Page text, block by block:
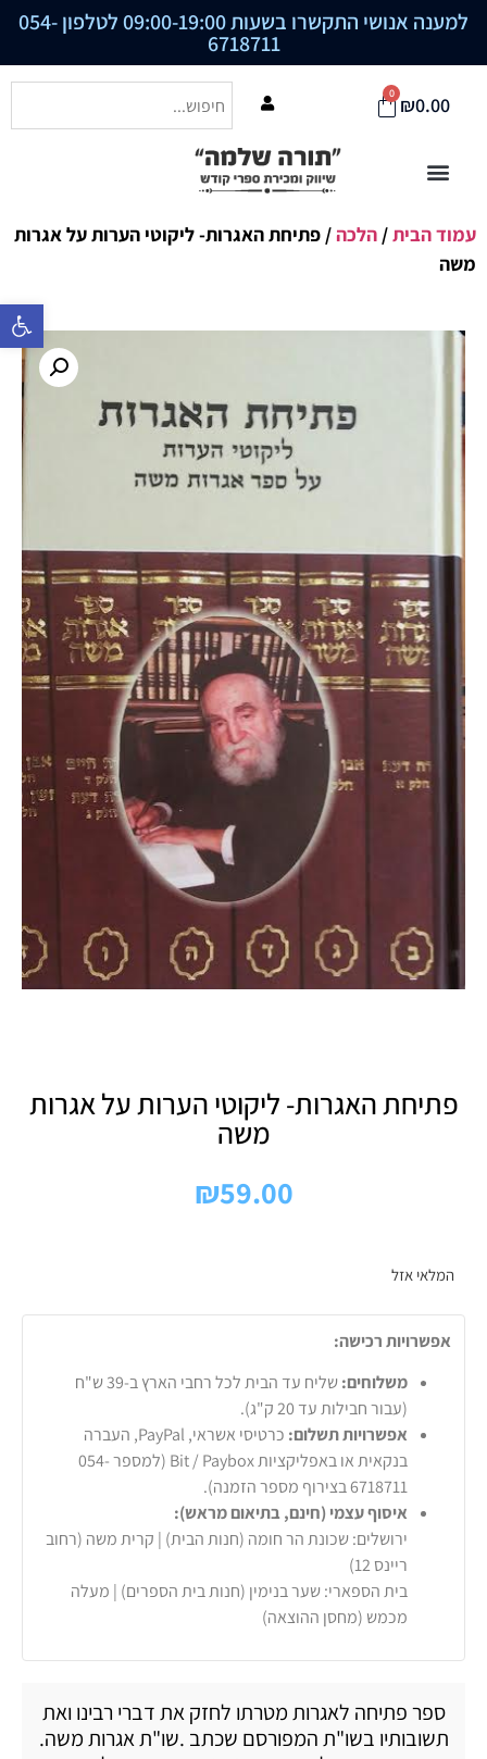
פתח סרגל
למענה אנושי התקשרו בשעות 09:00-19:00 לטלפון 054-
6718711
₪0.00
0
עמוד הבית/ הלכה/ פתיחת האגרות- ליקוטי הערות על אגרות
משה
פתיחת האגרות- ליקוטי הערות על אגרות
משה
₪59.00
המלאי אזל
אפשרויות רכישה:
משלוחים:
שליח עד הבית לכל רחבי הארץ ב-39 ש"ח
(עבור חבילות עד 20 ק"ג).
אפשרויות תשלום:
כרטיסי אשראי, PayPal, העברה
בנקאית או באפליקציות Bit / Paybox (למספר 054-
6718711 בצירוף מספר הזמנה).
איסוף עצמי (חינם, בתיאום מראש):
ירושלים: שכונת הר חומה (חנות הבית) | קרית משה (רחוב
ריינס 12)
בית הספארי: שער בנימין (חנות בית הספרים) | מעלה
מכמש (מחסן ההוצאה)
ספר פתיחה לאגרות מטרתו לחזק את דברי רבינו ואת
תשובותיו בשו"ת המפורסם שכתב .שו"ת אגרות משה.